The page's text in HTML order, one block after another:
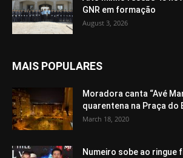
GNR em formação
August 3, 2026
MAIS POPULARES
Moradora canta “Avé
quarentena na Praça do
March 18, 2020
Numeiro sobe ao ringue